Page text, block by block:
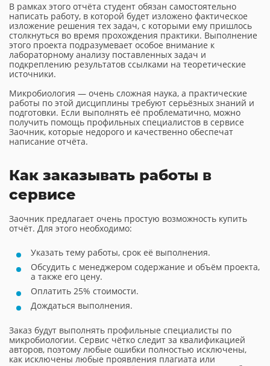
В рамках этого отчёта студент обязан самостоятельно
написать работу, в которой будет изложено фактическое
изложение решения тех задач, с которыми ему пришлось
столкнуться во время прохождения практики. Выполнение
этого проекта подразумевает особое внимание к
лабораторному анализу поставленных задач и
подкреплению результатов ссылками на теоретические
источники.
Микробиология — очень сложная наука, а практические
работы по этой дисциплины требуют серьёзных знаний и
подготовки. Если выполнять её проблематично, можно
получить помощь профильных специалистов в сервисе
Заочник, которые недорого и качественно обеспечат
написание отчёта.
Как заказывать работы в
сервисе
Заочник предлагает очень простую возможность купить
отчёт. Для этого необходимо:
Указать тему работы, срок её выполнения.
Обсудить с менеджером содержание и объём проекта,
а также его цену.
Оплатить 25% стоимости.
Дождаться выполнения.
Заказ будут выполнять профильные специалисты по
микробиологии. Сервис чётко следит за квалификацией
авторов, поэтому любые ошибки полностью исключены,
как исключены любые проявления плагиата или